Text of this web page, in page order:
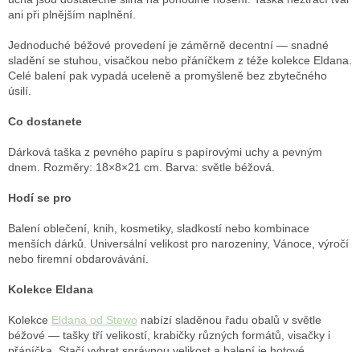
ani při plnějším naplnění.
Jednoduché béžové provedení je záměrně decentní — snadné
sladění se stuhou, visačkou nebo přáníčkem z téže kolekce Eldana.
Celé balení pak vypadá uceleně a promyšleně bez zbytečného
úsilí.
Co dostanete
Dárková taška z pevného papíru s papírovými uchy a pevným
dnem. Rozměry: 18×8×21 cm. Barva: světle béžová.
Hodí se pro
Balení oblečení, knih, kosmetiky, sladkostí nebo kombinace
menších dárků. Universální velikost pro narozeniny, Vánoce, výročí
nebo firemní obdarovávání.
Kolekce Eldana
Kolekce Eldana od Stewo nabízí sladěnou řadu obalů v světle
béžové — tašky tří velikostí, krabičky různých formátů, visačky i